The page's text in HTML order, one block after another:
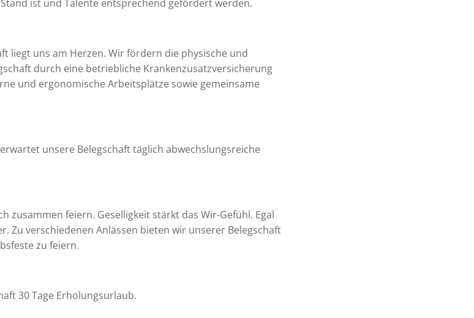
ist und Talente entsprechend gefördert werden.
liegt uns am Herzen. Wir fördern die physische und
durch eine betriebliche Krankenzusatzversicherung
und ergonomische Arbeitsplätze sowie gemeinsame
unsere Belegschaft täglich abwechslungsreiche
zusammen feiern. Geselligkeit stärkt das Wir-Gefühl. Egal
Zu verschiedenen Anlässen bieten wir unserer Belegschaft
zu feiern.
30 Tage Erholungsurlaub.